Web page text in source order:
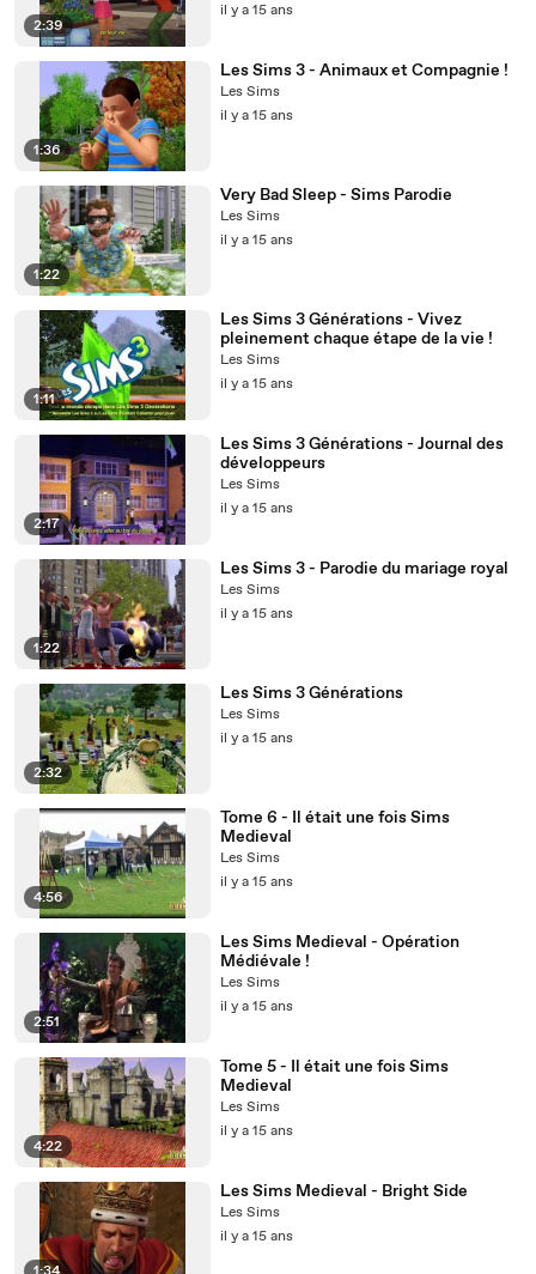
2:39
il y a 15 ans
1:36
Les Sims 3 - Animaux et Compagnie !
Les Sims
il y a 15 ans
1:22
Very Bad Sleep - Sims Parodie
Les Sims
il y a 15 ans
1:11
Les Sims 3 Générations - Vivez
pleinement chaque étape de la vie !
Les Sims
il y a 15 ans
2:17
Les Sims 3 Générations - Journal des
développeurs
Les Sims
il y a 15 ans
1:22
Les Sims 3 - Parodie du mariage royal
Les Sims
il y a 15 ans
2:32
Les Sims 3 Générations
Les Sims
il y a 15 ans
4:56
Tome 6 - Il était une fois Sims
Medieval
Les Sims
il y a 15 ans
2:51
Les Sims Medieval - Opération
Médiévale !
Les Sims
il y a 15 ans
4:22
Tome 5 - Il était une fois Sims
Medieval
Les Sims
il y a 15 ans
Les Sims Medieval - Bright Side
Les Sims
il y a 15 ans